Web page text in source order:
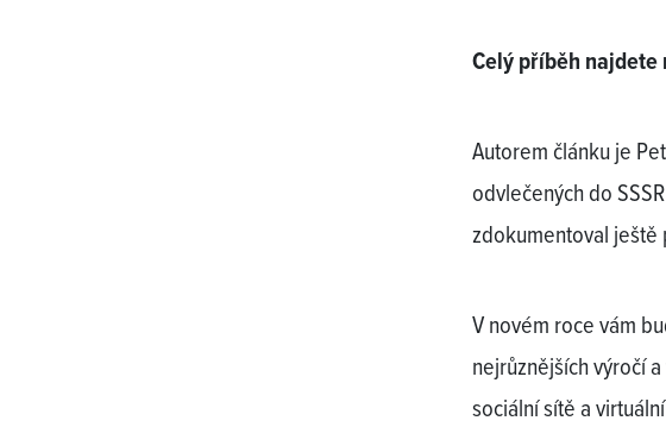
Celý příběh najdete
Autorem článku je
odvlečených do
zdokumentoval
V novém roce vám
nejrůznějších výročí
sociální sítě a